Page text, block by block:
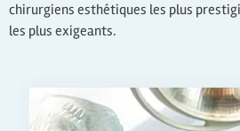
chirurgiens esthétiques les plus
les plus exigeants.